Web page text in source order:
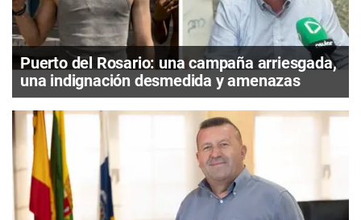
Puerto del Rosario: una campaña arriesgada,
una indignación desmedida y amenazas